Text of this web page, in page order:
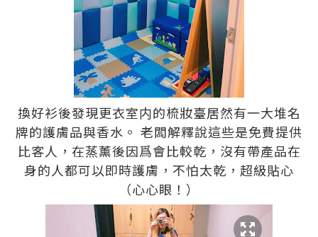
換好衫後發現更衣室内的梳妝臺居然有一大堆名
牌的護膚品與香水。 老闆解釋說這些是免費提供
比客人，在蒸薰後因爲會比較乾，沒有帶產品在
身的人都可以即時護膚，不怕太乾，超級貼心
（心心眼！）